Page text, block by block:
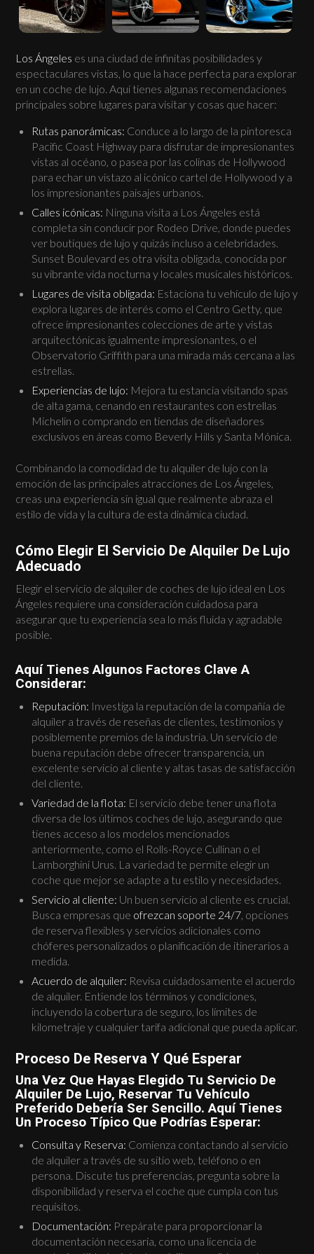
Los Ángeles es una ciudad de infinitas posibilidades y
espectaculares vistas, lo que la hace perfecta para explorar
en un coche de lujo. Aquí tienes algunas recomendaciones
principales sobre lugares para visitar y cosas que hacer:
Rutas panorámicas: Conduce a lo largo de la pintoresca
Pacific Coast Highway para disfrutar de impresionantes
vistas al océano, o pasea por las colinas de Hollywood
para echar un vistazo al icónico cartel de Hollywood y a
los impresionantes paisajes urbanos.
Calles icónicas: Ninguna visita a Los Ángeles está
completa sin conducir por Rodeo Drive, donde puedes
ver boutiques de lujo y quizás incluso a celebridades.
Sunset Boulevard es otra visita obligada, conocida por
su vibrante vida nocturna y locales musicales históricos.
Lugares de visita obligada: Estaciona tu vehículo de lujo y
explora lugares de interés como el Centro Getty, que
ofrece impresionantes colecciones de arte y vistas
arquitectónicas igualmente impresionantes, o el
Observatorio Griffith para una mirada más cercana a las
estrellas.
Experiencias de lujo: Mejora tu estancia visitando spas
de alta gama, cenando en restaurantes con estrellas
Michelin o comprando en tiendas de diseñadores
exclusivos en áreas como Beverly Hills y Santa Mónica.
Combinando la comodidad de tu alquiler de lujo con la
emoción de las principales atracciones de Los Ángeles,
creas una experiencia sin igual que realmente abraza el
estilo de vida y la cultura de esta dinámica ciudad.
Cómo Elegir El Servicio De Alquiler De Lujo
Adecuado
Elegir el servicio de alquiler de coches de lujo ideal en Los
Ángeles requiere una consideración cuidadosa para
asegurar que tu experiencia sea lo más fluida y agradable
posible.
Aquí Tienes Algunos Factores Clave A
Considerar:
Reputación: Investiga la reputación de la compañía de
alquiler a través de reseñas de clientes, testimonios y
posiblemente premios de la industria. Un servicio de
buena reputación debe ofrecer transparencia, un
excelente servicio al cliente y altas tasas de satisfacción
del cliente.
Variedad de la flota: El servicio debe tener una flota
diversa de los últimos coches de lujo, asegurando que
tienes acceso a los modelos mencionados
anteriormente, como el Rolls-Royce Cullinan o el
Lamborghini Urus. La variedad te permite elegir un
coche que mejor se adapte a tu estilo y necesidades.
Servicio al cliente: Un buen servicio al cliente es crucial.
Busca empresas que ofrezcan soporte 24/7 , opciones
de reserva flexibles y servicios adicionales como
chóferes personalizados o planificación de itinerarios a
medida.
Acuerdo de alquiler: Revisa cuidadosamente el acuerdo
de alquiler. Entiende los términos y condiciones,
incluyendo la cobertura de seguro, los límites de
kilometraje y cualquier tarifa adicional que pueda aplicar.
Proceso De Reserva Y Qué Esperar
Una Vez Que Hayas Elegido Tu Servicio De
Alquiler De Lujo, Reservar Tu Vehículo
Preferido Debería Ser Sencillo. Aquí Tienes
Un Proceso Típico Que Podrías Esperar:
Consulta y Reserva: Comienza contactando al servicio
de alquiler a través de su sitio web, teléfono o en
persona. Discute tus preferencias, pregunta sobre la
disponibilidad y reserva el coche que cumpla con tus
requisitos.
Documentación: Prepárate para proporcionar la
documentación necesaria, como una licencia de